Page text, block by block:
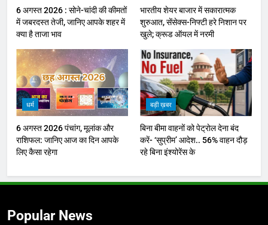
6 अगस्त 2026 : सोने-चांदी की कीमतों
में जबरदस्त तेजी, जानिए आपके शहर में
क्या है ताजा भाव
भारतीय शेयर बाजार में सकारात्मक
शुरुआत, सेंसेक्स-निफ्टी हरे निशान पर
खुले; क्रूड ऑयल में नरमी
धर्म
6 अगस्त 2026 पंचांग, मूलांक और
राशिफल: जानिए आज का दिन आपके
लिए कैसा रहेगा
बड़ी ख़बर
बिना बीमा वाहनों को पेट्राेल देना बंद
करें- ‘सुप्रीम’ आदेश.. 56% वाहन दौड़
रहे बिना इंश्योरेंस के
Popular News